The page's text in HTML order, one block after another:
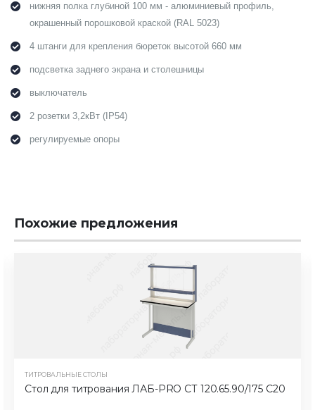
нижняя полка глубиной 100 мм - алюминиевый профиль,
окрашенный порошковой краской (RAL 5023)
4 штанги для крепления бюреток высотой 660 мм
подсветка заднего экрана и столешницы
выключатель
2 розетки 3,2кВт (IP54)
регулируемые опоры
Похожие предложения
ТИТРОВАЛЬНЫЕ СТОЛЫ
Стол для титрования ЛАБ-PRO СТ 120.65.90/175 С20